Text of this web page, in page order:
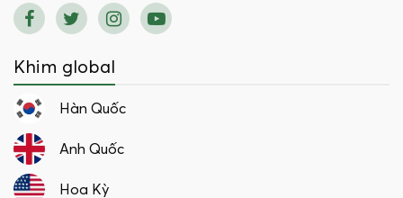
Khim global
Hàn Quốc
Anh Quốc
Hoa Kỳ